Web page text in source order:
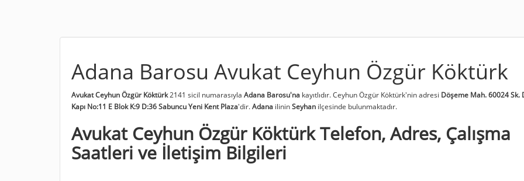
Adana Barosu Avukat Ceyhun Özgür Köktürk
Avukat Ceyhun Özgür Köktürk2141 sicil numarasıyla Adana Barosu'na kayıtlıdır. Ceyhun Özgür Köktürk'nin adresi Döşeme Mah. 60024 Sk.
Kapı No:11 E Blok K:9 D:36 Sabuncu Yeni Kent Plaza'dir. Adana ilininSeyhan ilçesinde bulunmaktadır.
Avukat Ceyhun Özgür Köktürk Telefon, Adres, Çalışma
Saatleri ve İletişim Bilgileri